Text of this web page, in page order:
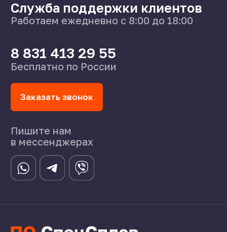
Политика конфиденциальности
О нас